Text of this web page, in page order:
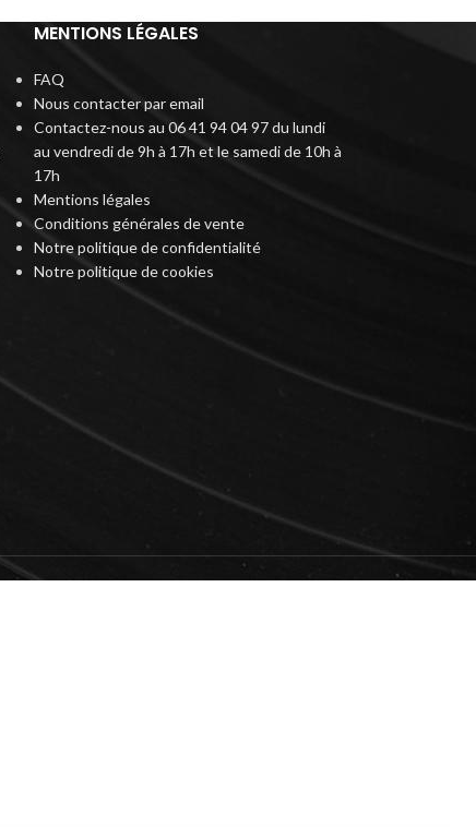
MENTIONS LÉGALES
FAQ
Nous contacter par email
Contactez-nous au 06 41 94 04 97 du lundi
au vendredi de 9h à 17h et le samedi de 10h à
17h
Mentions légales
Conditions générales de vente
Notre politique de confidentialité
Notre politique de cookies